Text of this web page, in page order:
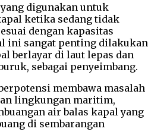
digunakan untuk
ketika sedang tidak
dengan kapasitas
ini sangat penting dilakukan
berlayar di laut lepas dan
sebagai penyeimbang.
membawa masalah
lingkungan maritim,
air balas kapal yang
di sembarangan